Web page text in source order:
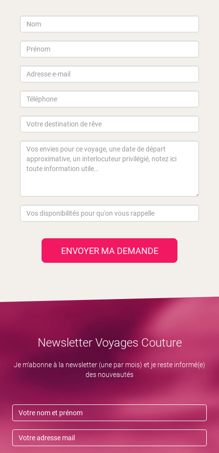
ENVOYER MA DEMANDE
Newsletter Voyages Couture
Je m’abonne à la newsletter (une par mois) et je reste informé(e)
des nouveautés